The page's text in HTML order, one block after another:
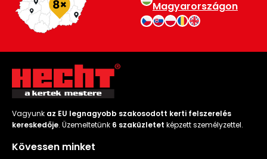
Magyarországon
Vagyunk az EU legnagyobb szakosodott kerti felszerelés
kereskedője. Üzemeltetünk 6 szaküzletet képzett személyzettel.
Kövessen minket